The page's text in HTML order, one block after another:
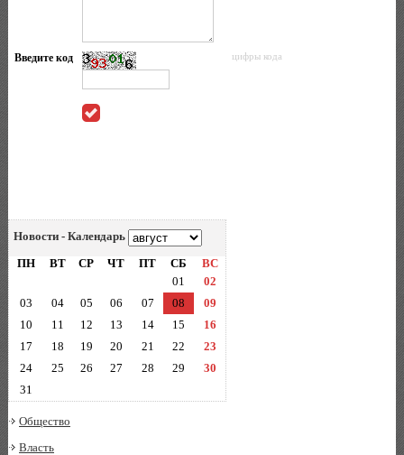
Введите код цифры кода
Новости - Календарь
ПН
ВТ СР ЧТ ПТ СБ
ВС
01
02
03
04 05 06 07 08
09
10
11 12 13 14 15
16
17
18 19 20 21 22
23
24
25 26 27 28 29
30
31
Общество
Власть